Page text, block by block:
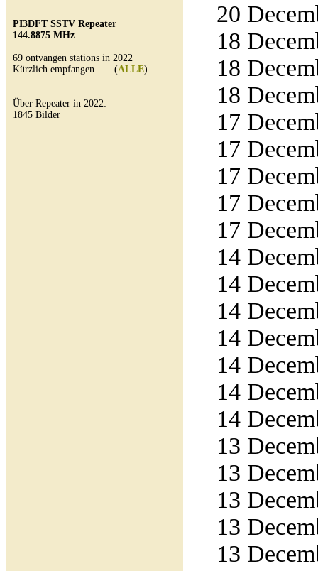
PI3DFT SSTV Repeater
144.8875 MHz
69 ontvangen stations in 2022
Kürzlich empfangen (ALLE)
Über Repeater in 2022:
1845 Bilder
20
18
18
18
17
17
17
17
17
14
14
14
14
14
14
14
13
13
13
13
13